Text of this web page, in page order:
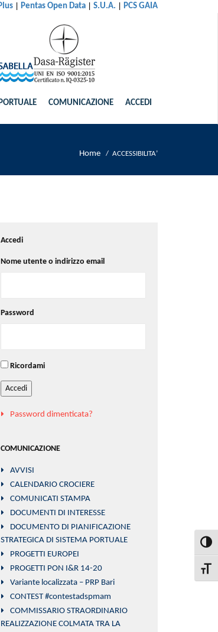
| Pentas Open Data | S.U.A. | PCS GAIA
COMUNICAZIONE ACCEDI
Home / ACCESSIBILITA’
Accedi
Nome utente o indirizzo email
Password
Ricordami
Accedi
Password dimenticata?
COMUNICAZIONE
AVVISI
CALENDARIO CROCIERE
COMUNICATI STAMPA
DOCUMENTI DI INTERESSE
DOCUMENTO DI PIANIFICAZIONE
STRATEGICA DI SISTEMA PORTUALE
PROGETTI EUROPEI
PROGETTI PON I&R 14-20
Variante localizzata – PRP Bari
CONTEST #contestadspmam
COMMISSARIO STRAORDINARIO
REALIZZAZIONE COLMATA TRA LA